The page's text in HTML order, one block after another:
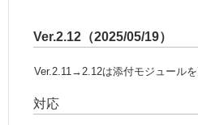
Ver.2.12（2025/05/19）
Ver.2.11→2.12は添付モジュールを
対応